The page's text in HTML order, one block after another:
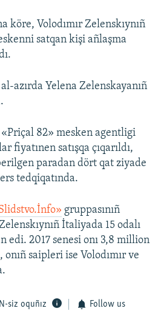
köre, Volodımır Zelenskıynıñ
satqan kişi añlaşma
azırda Yelena Zelenskayanıñ
82» mesken agentligi
fiyatınen satışqa çıqarıldı,
paradan dört qat ziyade
tedqiqatında.
gruppasınıñ
İtaliyada 15 odalı
edi. 2017 senesi onı 3,8 million
saipleri ise Volodımır ve
siz oquñız Follow us